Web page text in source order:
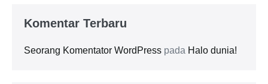
Komentar Terbaru
Seorang Komentator WordPress pada Halo dunia!